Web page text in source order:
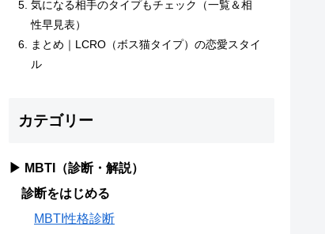
気になる相手のタイプもチェック（一覧＆相
性早見表）
まとめ｜LCRO（ボス猫タイプ）の恋愛スタイ
ル
カテゴリー
▶ MBTI（診断・解説）
診断をはじめる
MBTI性格診断